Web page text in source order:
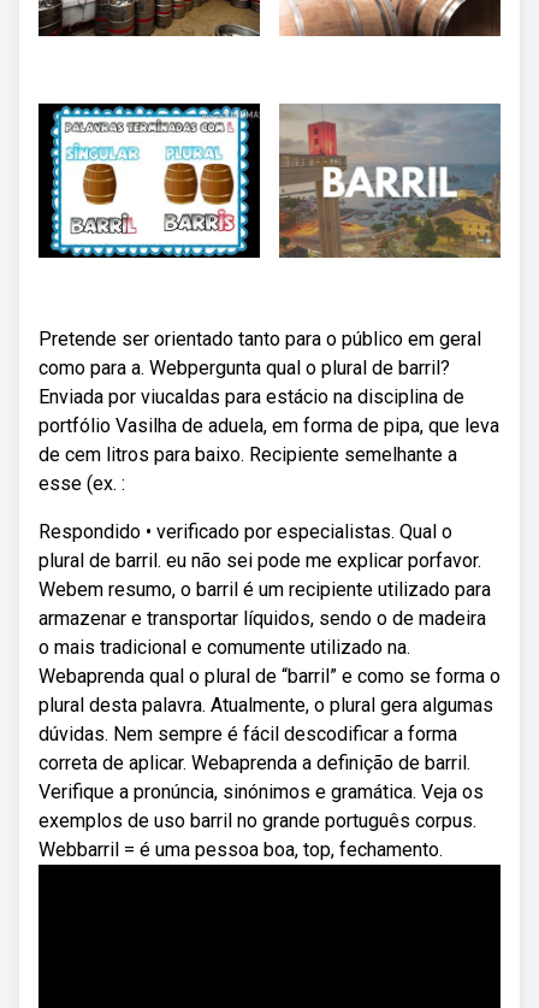
Pretende ser orientado tanto para o público em geral
como para a. Webpergunta qual o plural de barril?
Enviada por viucaldas para estácio na disciplina de
portfólio Vasilha de aduela, em forma de pipa, que leva
de cem litros para baixo. Recipiente semelhante a
esse (ex. :
Respondido • verificado por especialistas. Qual o
plural de barril. eu não sei pode me explicar porfavor.
Webem resumo, o barril é um recipiente utilizado para
armazenar e transportar líquidos, sendo o de madeira
o mais tradicional e comumente utilizado na.
Webaprenda qual o plural de “barril” e como se forma o
plural desta palavra. Atualmente, o plural gera algumas
dúvidas. Nem sempre é fácil descodificar a forma
correta de aplicar. Webaprenda a definição de barril.
Verifique a pronúncia, sinónimos e gramática. Veja os
exemplos de uso barril no grande português corpus.
Webbarril = é uma pessoa boa, top, fechamento.